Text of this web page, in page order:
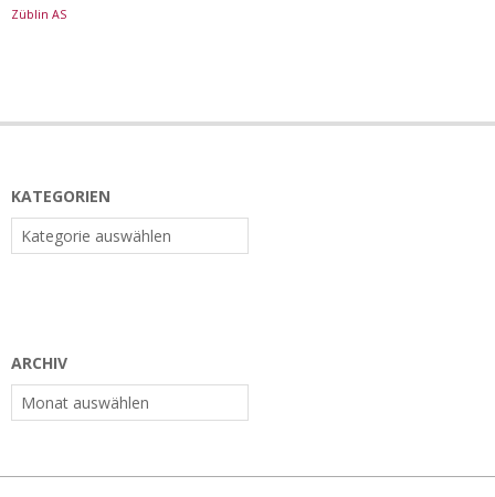
Züblin AS
KATEGORIEN
Kategorien
ARCHIV
Archiv